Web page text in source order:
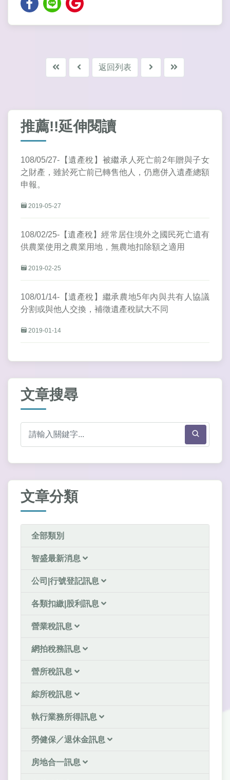
返回列表
推薦!!延伸閱讀
108/05/27-【遺產稅】被繼承人死亡前2年贈與子女
之財產，雖於死亡前已轉售他人，仍應併入遺產總額
申報。
2019-05-27
108/02/25-【遺產稅】經常居住境外之國民死亡遺有
供農業使用之農業用地，無農地扣除額之適用
2019-02-25
108/01/14-【遺產稅】繼承農地5年內與共有人協議
分割或與他人交換，補徵遺產稅賦大不同
2019-01-14
文章搜尋
文章分類
全部類別
智盛最新消息
公司|行號登記訊息
各類扣繳|股利訊息
營業稅訊息
網拍稅務訊息
營所稅訊息
綜所稅訊息
執行業務所得訊息
勞健保／退休金訊息
房地合一訊息